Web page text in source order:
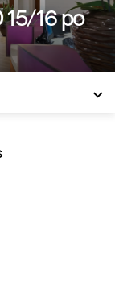
15/16 po